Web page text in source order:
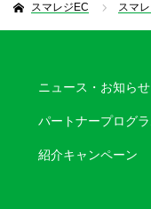
スマレジEC スマ
ニュース・お知らせ
パートナープログ
紹介キャンペーン